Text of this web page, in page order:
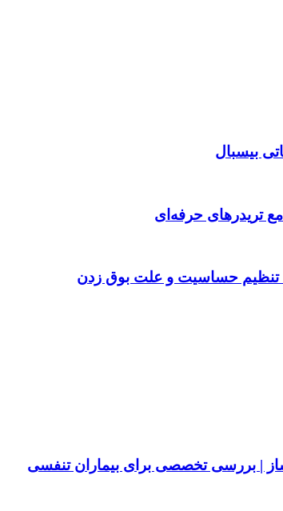
بیسبال
تنظیم حساسیت و علت بوق زدن
| بررسی تخصصی برای بیماران تنفسی